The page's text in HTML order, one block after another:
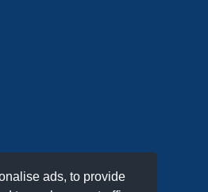
ads, to provide